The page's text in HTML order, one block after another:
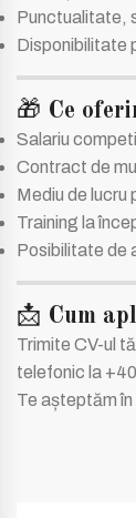
Punctualitate,
Disponibilitate
🎁 Ce
Salariu
Contract de
Mediu de
Training la
Posibilitate de
📩 Cum
Trimite CV-ul
telefonic la
Te așteptăm în